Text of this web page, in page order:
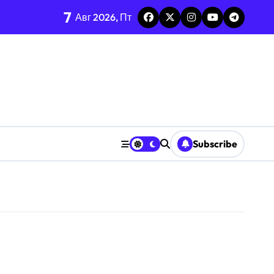
7 Авг 2026, Пт
Subscribe